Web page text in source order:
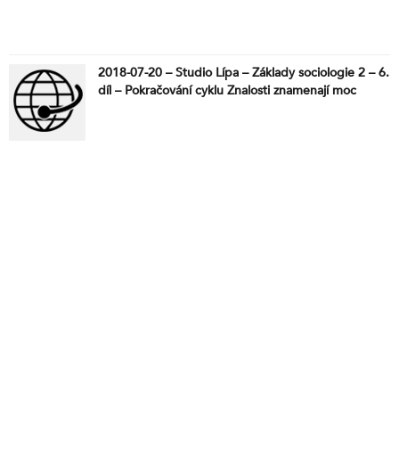
2018-07-20 – Studio Lípa – Základy sociologie 2 – 6.
díl – Pokračování cyklu Znalosti znamenají moc